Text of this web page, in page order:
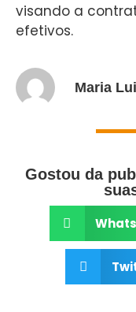
visando a
efetivos.
Maria
Gostou da